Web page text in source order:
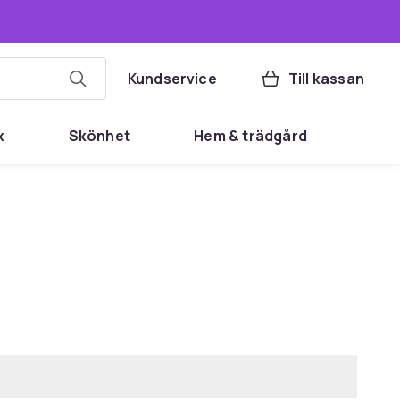
Kundservice Till kassan
Skönhet Hem & trädgård